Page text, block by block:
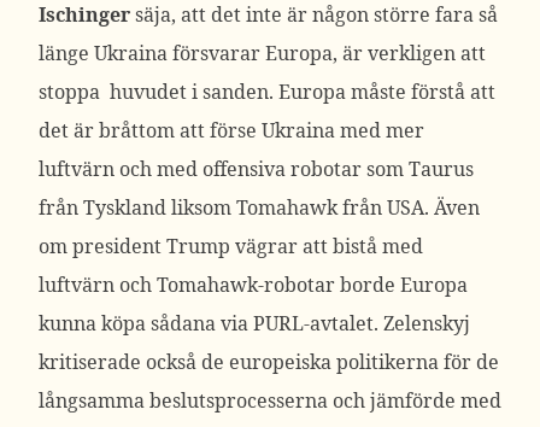
Ischingersäja, att det inte är någon större fara så
länge Ukraina försvarar Europa, är verkligen att
stoppa huvudet i sanden. Europa måste förstå att
det är bråttom att förse Ukraina med mer
luftvärn och med offensiva robotar som Taurus
från Tyskland liksom Tomahawk från USA. Även
om president Trump vägrar att bistå med
luftvärn och Tomahawk-robotar borde Europa
kunna köpa sådana via PURL-avtalet. Zelenskyj
kritiserade också de europeiska politikerna för de
långsamma beslutsprocesserna och jämförde med